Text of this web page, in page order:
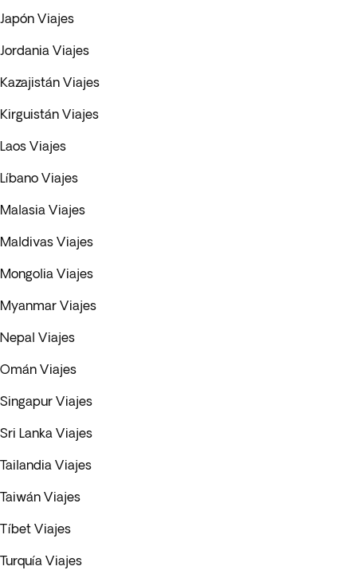
Japón Viajes
Jordania Viajes
Kazajistán Viajes
Kirguistán Viajes
Laos Viajes
Líbano Viajes
Malasia Viajes
Maldivas Viajes
Mongolia Viajes
Myanmar Viajes
Nepal Viajes
Omán Viajes
Singapur Viajes
Sri Lanka Viajes
Tailandia Viajes
Taiwán Viajes
Tíbet Viajes
Turquía Viajes